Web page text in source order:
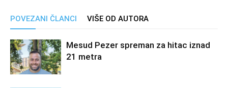
POVEZANI ČLANCI VIŠE OD AUTORA
Mesud Pezer spreman za hitac iznad
21 metra